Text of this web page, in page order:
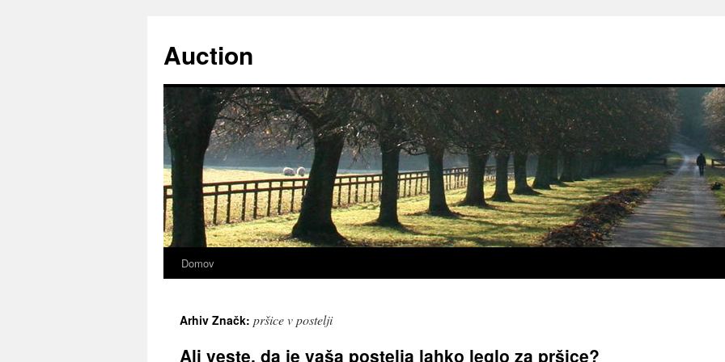
vsebino
Auction
Domov
Arhiv Značk: pršice v postelji
Ali veste, da je vaša postelja lahko leglo za pršice?